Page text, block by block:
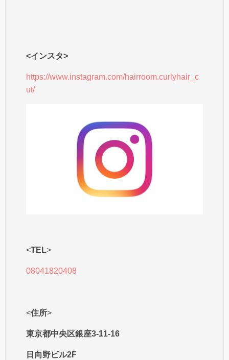
<インスタ>
https://www.instagram.com/hairroom.curlyhair_c
ut/
<TEL>
08041820408
<住所>
東京都中央区銀座3-11-16
日向野ビル2F